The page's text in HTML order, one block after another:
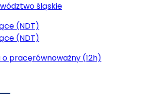
śląskie
(NDT)
(NDT)
o pracęrównoważny (12h)